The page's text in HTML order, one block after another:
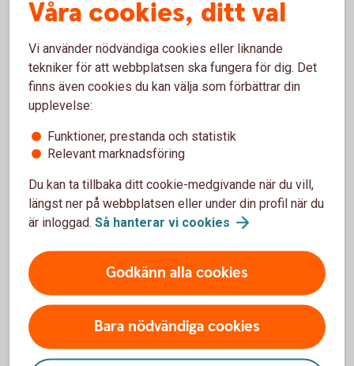
eller för att nätverka på frukostträffarna. Och du gillar
ha en liten pop up-butik med fina lokala produkter.
Här ryms allt det och mycket mer … så många
möjligheter!
Ja, nu är byggstöket och renoveringen ett avslutat kapitel
och det är fantastiskt skönt. Men även om vi nu på många
sätt är den bank vi vill vara och kan erbjuda dig en bättre
bankupplevelse så är vi i ständig utveckling –
mötesplatsen ska hållas intressant och hjärtat ska pumpa
på. Vi tror att vi kan bli ännu bättre tillsammans med dig.
Varmt välkommen in!
Våra cookies, ditt val
Vi använder nödvändiga cookies eller liknande
tekniker för att webbplatsen ska fungera för dig. Det
finns även cookies du kan välja som förbättrar din
upplevelse:
Funktioner, prestanda och statistik
Relevant marknadsföring
Du kan ta tillbaka ditt cookie-medgivande när du vill,
längst ner på webbplatsen eller under din profil när du
är inloggad. Så hanterar vi cookies
Godkänn alla cookies
Bara nödvändiga cookies